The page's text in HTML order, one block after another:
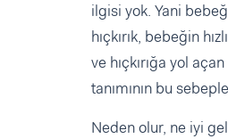
ilgisi yok. Yani
hıçkırık, bebeğin
ve hıçkırığa yol
tanımının bu
Neden olur, ne iyi